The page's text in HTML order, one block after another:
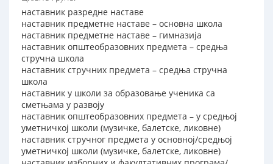
наставник разредне наставе
наставник предметне наставе – основна школа
наставник предметне наставе – гимназија
наставник општеобразовних предмета – средња
стручна школа
наставник стручних предмета – средња стручна
школа
наставник у школи за образовање ученика са
сметњама у развоју
наставник општеобразовних предмета – у средњој
уметничкој школи (музичке, балетске, ликовне)
наставник стручног предмета у основној/средњој
уметничкој школи (музичке, балетске, ликовне)